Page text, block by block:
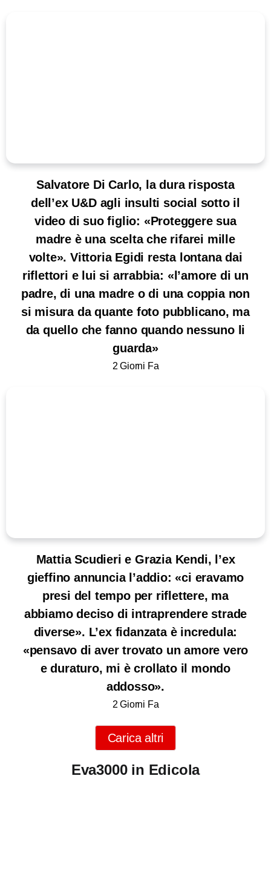
Salvatore Di Carlo, la dura risposta
dell’ex U&D agli insulti social sotto il
video di suo figlio: «Proteggere sua
madre è una scelta che rifarei mille
volte». Vittoria Egidi resta lontana dai
riflettori e lui si arrabbia: «l’amore di un
padre, di una madre o di una coppia non
si misura da quante foto pubblicano, ma
da quello che fanno quando nessuno li
guarda»
2 Giorni Fa
Mattia Scudieri e Grazia Kendi, l’ex
gieffino annuncia l’addio: «ci eravamo
presi del tempo per riflettere, ma
abbiamo deciso di intraprendere strade
diverse». L’ex fidanzata è incredula:
«pensavo di aver trovato un amore vero
e duraturo, mi è crollato il mondo
addosso».
2 Giorni Fa
Carica altri
Eva3000 in Edicola